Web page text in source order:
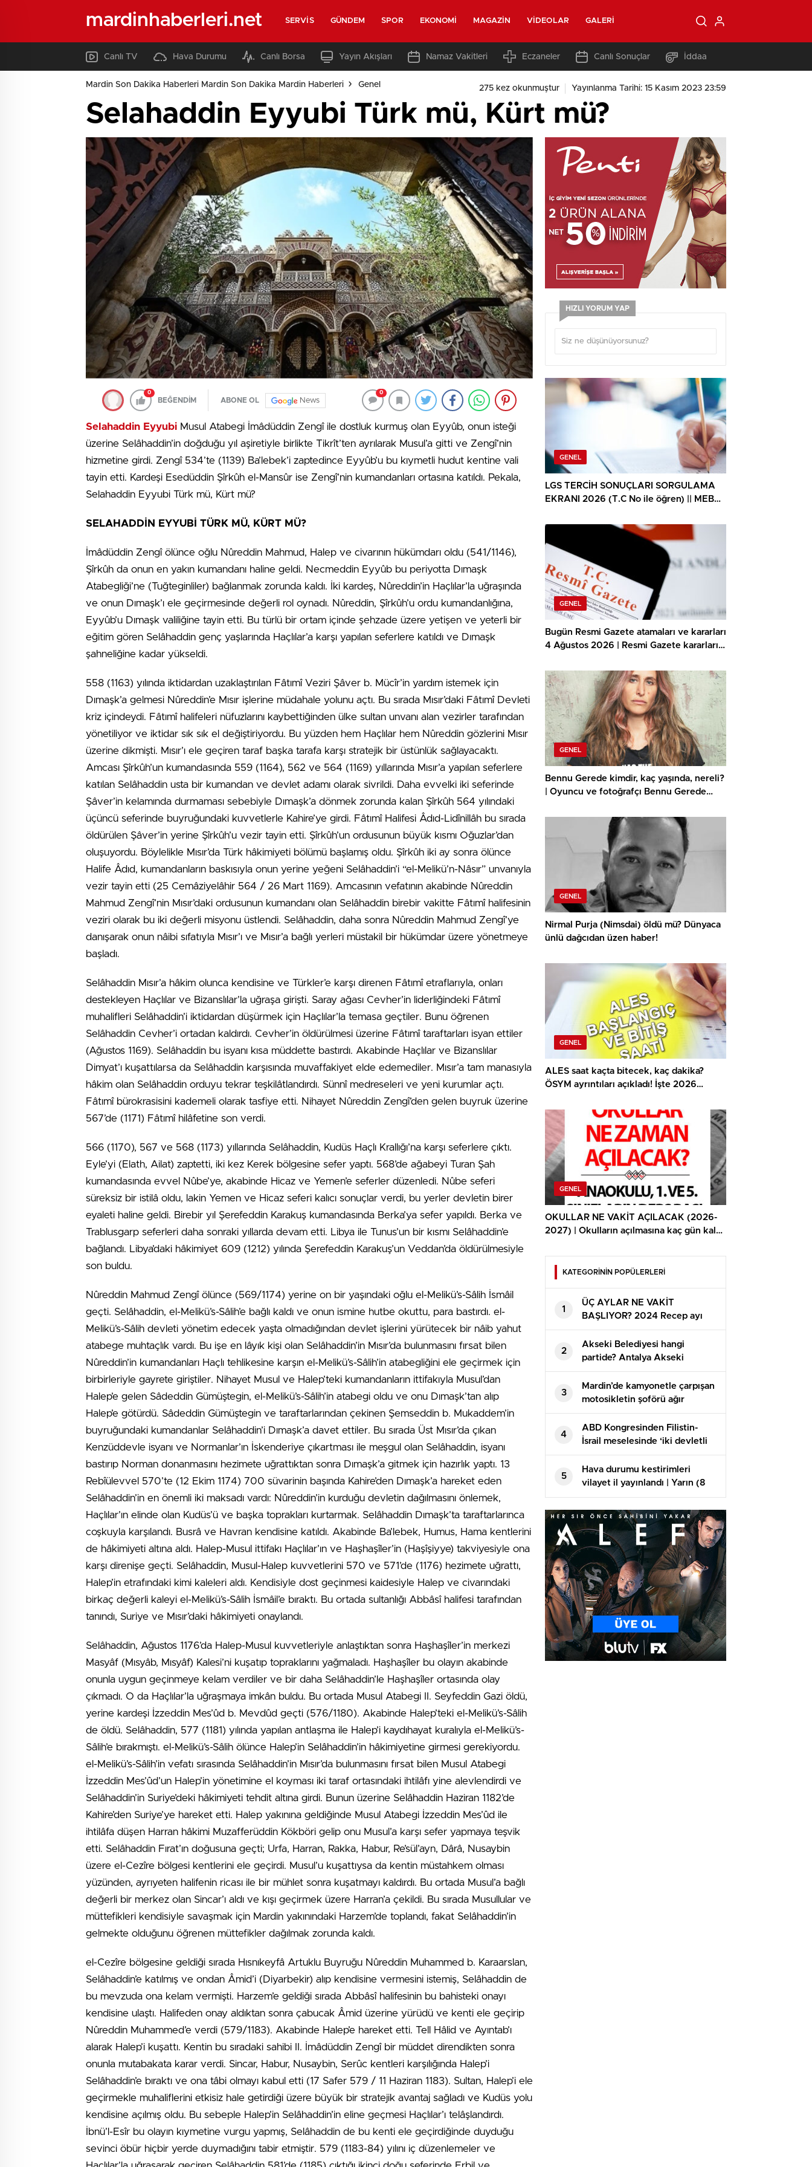
mardinhaberleri.net SERVIS GÜNDEM SPOR EKONOMI MAGAZIN VIDEOLAR GALERI
Canlı TV Hava Durumu Canlı Borsa Yayın Akışları Namaz Vakitleri Eczaneler Canlı Sonuçlar İddaa
Mardin Son Dakika Haberleri Mardin Son Dakika Mardin Haberleri Genel 275 kez okunmuştur Yayınlanma Tarihi: 15 Kasım 2023 23:59
Selahaddin Eyyubi Türk mü, Kürt mü?
0
BEĞENDİM ABONE OL News
0
Selahaddin Eyyubi Musul Atabegi İmâdüddin Zengî ile dostluk kurmuş olan Eyyûb, onun isteği
üzerine Selâhaddin’in doğduğu yıl aşiretiyle birlikte Tikrît’ten ayrılarak Musul’a gitti ve Zengî’nin
hizmetine girdi. Zengî 534’te (1139) Ba’lebek’i zaptedince Eyyûb’u bu kıymetli hudut kentine vali
tayin etti. Kardeşi Esedüddin Şîrkûh el-Mansûr ise Zengî’nin kumandanları ortasına katıldı. Pekala,
Selahaddin Eyyubi Türk mü, Kürt mü?
SELAHADDİN EYYUBİ TÜRK MÜ, KÜRT MÜ?
İmâdüddin Zengî ölünce oğlu Nûreddin Mahmud, Halep ve civarının hükümdarı oldu (541/1146),
Şîrkûh da onun en yakın kumandanı haline geldi. Necmeddin Eyyûb bu periyotta Dımaşk
Atabegliği’ne (Tuğteginliler) bağlanmak zorunda kaldı. İki kardeş, Nûreddin’in Haçlılar’la uğraşında
ve onun Dımaşk’ı ele geçirmesinde değerli rol oynadı. Nûreddin, Şîrkûh’u ordu kumandanlığına,
Eyyûb’u Dımaşk valiliğine tayin etti. Bu türlü bir ortam içinde şehzade üzere yetişen ve yeterli bir
eğitim gören Selâhaddin genç yaşlarında Haçlılar’a karşı yapılan seferlere katıldı ve Dımaşk
şahneliğine kadar yükseldi.
558 (1163) yılında iktidardan uzaklaştırılan Fâtımî Veziri Şâver b. Mücîr’in yardım istemek için
Dımaşk’a gelmesi Nûreddin’e Mısır işlerine müdahale yolunu açtı. Bu sırada Mısır’daki Fâtımî Devleti
kriz içindeydi. Fâtımî halifeleri nüfuzlarını kaybettiğinden ülke sultan unvanı alan vezirler tarafından
yönetiliyor ve iktidar sık sık el değiştiriyordu. Bu yüzden hem Haçlılar hem Nûreddin gözlerini Mısır
üzerine dikmişti. Mısır’ı ele geçiren taraf başka tarafa karşı stratejik bir üstünlük sağlayacaktı.
Amcası Şîrkûh’un kumandasında 559 (1164), 562 ve 564 (1169) yıllarında Mısır’a yapılan seferlere
katılan Selâhaddin usta bir kumandan ve devlet adamı olarak sivrildi. Daha evvelki iki seferinde
Şâver’in kelamında durmaması sebebiyle Dımaşk’a dönmek zorunda kalan Şîrkûh 564 yılındaki
üçüncü seferinde buyruğundaki kuvvetlerle Kahire’ye girdi. Fâtımî Halifesi Âdıd-Lidînillâh bu sırada
öldürülen Şâver’in yerine Şîrkûh’u vezir tayin etti. Şîrkûh’un ordusunun büyük kısmı Oğuzlar’dan
oluşuyordu. Böylelikle Mısır’da Türk hâkimiyeti bölümü başlamış oldu. Şîrkûh iki ay sonra ölünce
Halife Âdıd, kumandanların baskısıyla onun yerine yeğeni Selâhaddin’i “el-Melikü’n-Nâsır” unvanıyla
vezir tayin etti (25 Cemâziyelâhir 564 / 26 Mart 1169). Amcasının vefatının akabinde Nûreddin
Mahmud Zengî’nin Mısır’daki ordusunun kumandanı olan Selâhaddin birebir vakitte Fâtımî halifesinin
veziri olarak bu iki değerli misyonu üstlendi. Selâhaddin, daha sonra Nûreddin Mahmud Zengî’ye
danışarak onun nâibi sıfatıyla Mısır’ı ve Mısır’a bağlı yerleri müstakil bir hükümdar üzere yönetmeye
başladı.
Selâhaddin Mısır’a hâkim olunca kendisine ve Türkler’e karşı direnen Fâtımî etraflarıyla, onları
destekleyen Haçlılar ve Bizanslılar’la uğraşa girişti. Saray ağası Cevher’in liderliğindeki Fâtımî
muhalifleri Selâhaddin’i iktidardan düşürmek için Haçlılar’la temasa geçtiler. Bunu öğrenen
Selâhaddin Cevher’i ortadan kaldırdı. Cevher’in öldürülmesi üzerine Fâtımî taraftarları isyan ettiler
(Ağustos 1169). Selâhaddin bu isyanı kısa müddette bastırdı. Akabinde Haçlılar ve Bizanslılar
Dimyat’ı kuşattılarsa da Selâhaddin karşısında muvaffakiyet elde edemediler. Mısır’a tam manasıyla
hâkim olan Selâhaddin orduyu tekrar teşkilâtlandırdı. Sünnî medreseleri ve yeni kurumlar açtı.
Fâtımî bürokrasisini kademeli olarak tasfiye etti. Nihayet Nûreddin Zengî’den gelen buyruk üzerine
567’de (1171) Fâtımî hilâfetine son verdi.
566 (1170), 567 ve 568 (1173) yıllarında Selâhaddin, Kudüs Haçlı Krallığı’na karşı seferlere çıktı.
Eyle’yi (Elath, Ailat) zaptetti, iki kez Kerek bölgesine sefer yaptı. 568’de ağabeyi Turan Şah
kumandasında evvel Nûbe’ye, akabinde Hicaz ve Yemen’e seferler düzenledi. Nûbe seferi
süreksiz bir istilâ oldu, lakin Yemen ve Hicaz seferi kalıcı sonuçlar verdi, bu yerler devletin birer
eyaleti haline geldi. Birebir yıl Şerefeddin Karakuş kumandasında Berka’ya sefer yapıldı. Berka ve
Trablusgarp seferleri daha sonraki yıllarda devam etti. Libya ile Tunus’un bir kısmı Selâhaddin’e
bağlandı. Libya’daki hâkimiyet 609 (1212) yılında Şerefeddin Karakuş’un Veddan’da öldürülmesiyle
son buldu.
Nûreddin Mahmud Zengî ölünce (569/1174) yerine on bir yaşındaki oğlu el-Melikü’s-Sâlih İsmâil
geçti. Selâhaddin, el-Melikü’s-Sâlih’e bağlı kaldı ve onun ismine hutbe okuttu, para bastırdı. el-
Melikü’s-Sâlih devleti yönetim edecek yaşta olmadığından devlet işlerini yürütecek bir nâib yahut
atabege muhtaçlık vardı. Bu işe en lâyık kişi olan Selâhaddin’in Mısır’da bulunmasını fırsat bilen
Nûreddin’in kumandanları Haçlı tehlikesine karşın el-Melikü’s-Sâlih’in atabegliğini ele geçirmek için
birbirleriyle gayrete giriştiler. Nihayet Musul ve Halep’teki kumandanların ittifakıyla Musul’dan
Halep’e gelen Sâdeddin Gümüştegin, el-Melikü’s-Sâlih’in atabegi oldu ve onu Dımaşk’tan alıp
Halep’e götürdü. Sâdeddin Gümüştegin ve taraftarlarından çekinen Şemseddin b. Mukaddem’in
buyruğundaki kumandanlar Selâhaddin’i Dımaşk’a davet ettiler. Bu sırada Üst Mısır’da çıkan
Kenzüddevle isyanı ve Normanlar’ın İskenderiye çıkartması ile meşgul olan Selâhaddin, isyanı
bastırıp Norman donanmasını hezimete uğrattıktan sonra Dımaşk’a gitmek için hazırlık yaptı. 13
Rebîülevvel 570’te (12 Ekim 1174) 700 süvarinin başında Kahire’den Dımaşk’a hareket eden
Selâhaddin’in en önemli iki maksadı vardı: Nûreddin’in kurduğu devletin dağılmasını önlemek,
Haçlılar’ın elinde olan Kudüs’ü ve başka toprakları kurtarmak. Selâhaddin Dımaşk’ta taraftarlarınca
coşkuyla karşılandı. Busrâ ve Havran kendisine katıldı. Akabinde Ba’lebek, Humus, Hama kentlerini
de hâkimiyeti altına aldı. Halep-Musul ittifakı Haçlılar’ın ve Haşhaşîler’in (Haşîşiyye) takviyesiyle ona
karşı direnişe geçti. Selâhaddin, Musul-Halep kuvvetlerini 570 ve 571’de (1176) hezimete uğrattı,
Halep’in etrafındaki kimi kaleleri aldı. Kendisiyle dost geçinmesi kaidesiyle Halep ve civarındaki
birkaç değerli kaleyi el-Melikü’s-Sâlih İsmâil’e bıraktı. Bu ortada sultanlığı Abbâsî halifesi tarafından
tanındı, Suriye ve Mısır’daki hâkimiyeti onaylandı.
Selâhaddin, Ağustos 1176’da Halep-Musul kuvvetleriyle anlaştıktan sonra Haşhaşîler’in merkezi
Masyâf (Mısyâb, Mısyâf) Kalesi’ni kuşatıp topraklarını yağmaladı. Haşhaşîler bu olayın akabinde
onunla uygun geçinmeye kelam verdiler ve bir daha Selâhaddin’le Haşhaşîler ortasında olay
çıkmadı. O da Haçlılar’la uğraşmaya imkân buldu. Bu ortada Musul Atabegi II. Seyfeddin Gazi öldü,
yerine kardeşi İzzeddin Mes’ûd b. Mevdûd geçti (576/1180). Akabinde Halep’teki el-Melikü’s-Sâlih
de öldü. Selâhaddin, 577 (1181) yılında yapılan antlaşma ile Halep’i kaydıhayat kuralıyla el-Melikü’s-
Sâlih’e bırakmıştı. el-Melikü’s-Sâlih ölünce Halep’in Selâhaddin’in hâkimiyetine girmesi gerekiyordu.
el-Melikü’s-Sâlih’in vefatı sırasında Selâhaddin’in Mısır’da bulunmasını fırsat bilen Musul Atabegi
İzzeddin Mes’ûd’un Halep’in yönetimine el koyması iki taraf ortasındaki ihtilâfı yine alevlendirdi ve
Selâhaddin’in Suriye’deki hâkimiyeti tehdit altına girdi. Bunun üzerine Selâhaddin Haziran 1182’de
Kahire’den Suriye’ye hareket etti. Halep yakınına geldiğinde Musul Atabegi İzzeddin Mes’ûd ile
ihtilâfa düşen Harran hâkimi Muzafferüddin Kökböri gelip onu Musul’a karşı sefer yapmaya teşvik
etti. Selâhaddin Fırat’ın doğusuna geçti; Urfa, Harran, Rakka, Habur, Re’sül’ayn, Dârâ, Nusaybin
üzere el-Cezîre bölgesi kentlerini ele geçirdi. Musul’u kuşattıysa da kentin müstahkem olması
yüzünden, ayrıyeten halifenin ricası ile bir mühlet sonra kuşatmayı kaldırdı. Bu ortada Musul’a bağlı
değerli bir merkez olan Sincar’ı aldı ve kışı geçirmek üzere Harran’a çekildi. Bu sırada Musullular ve
müttefikleri kendisiyle savaşmak için Mardin yakınındaki Harzem’de toplandı, fakat Selâhaddin’in
gelmekte olduğunu öğrenen müttefikler dağılmak zorunda kaldı.
el-Cezîre bölgesine geldiği sırada Hısnıkeyfâ Artuklu Buyruğu Nûreddin Muhammed b. Karaarslan,
Selâhaddin’e katılmış ve ondan Âmid’i (Diyarbekir) alıp kendisine vermesini istemiş, Selâhaddin de
bu mevzuda ona kelam vermişti. Harzem’e geldiği sırada Abbâsî halifesinin bu bahisteki onayı
kendisine ulaştı. Halifeden onay aldıktan sonra çabucak Âmid üzerine yürüdü ve kenti ele geçirip
Nûreddin Muhammed’e verdi (579/1183). Akabinde Halep’e hareket etti. Tell Hâlid ve Ayıntab’ı
alarak Halep’i kuşattı. Kentin bu sıradaki sahibi II. İmâdüddin Zengî bir müddet direndikten sonra
onunla mutabakata karar verdi. Sincar, Habur, Nusaybin, Serûc kentleri karşılığında Halep’i
Selâhaddin’e bıraktı ve ona tâbi olmayı kabul etti (17 Safer 579 / 11 Haziran 1183). Sultan, Halep’i ele
geçirmekle muhaliflerini etkisiz hale getirdiği üzere büyük bir stratejik avantaj sağladı ve Kudüs yolu
kendisine açılmış oldu. Bu sebeple Halep’in Selâhaddin’in eline geçmesi Haçlılar’ı telâşlandırdı.
İbnü’l-Esîr bu olayın kıymetine vurgu yapmış, Selâhaddin de bu kenti ele geçirdiğinde duyduğu
sevinci öbür hiçbir yerde duymadığını tabir etmiştir. 579 (1183-84) yılını iç düzenlemeler ve
HIZLI YORUM YAP
GENEL
LGS TERCİH SONUÇLARI SORGULAMA
EKRANI 2026 (T.C No ile öğren) || MEB
lise yerleştirme sonuçlarına nereden
bakılır? 2026 LGS lise tercih sonuçları
sorgulama ekranı MEB.gov.tr!
GENEL
Bugün Resmi Gazete atamaları ve kararları
4 Ağustos 2026 | Resmi Gazete kararları
Güvenlik Akademisi akademik işçi alımı
duyurusu yayınlandı!
GENEL
Bennu Gerede kimdir, kaç yaşında, nereli?
| Oyuncu ve fotoğrafçı Bennu Gerede
biyografisi ve hayatı!
GENEL
Nirmal Purja (Nimsdai) öldü mü? Dünyaca
ünlü dağcıdan üzen haber!
GENEL
ALES saat kaçta bitecek, kaç dakika?
ÖSYM ayrıntıları açıkladı! İşte 2026
GENEL
OKULLAR NE VAKİT AÇILACAK (2026-
2027) | Okulların açılmasına kaç gün kaldı,
vakit?
KATEGORİNİN POPÜLERLERİ
1
ÜÇ AYLAR NE VAKİT
BAŞLIYOR? 2024 Recep ayı
hangi gün başlayacak? Diyanet
takvimi aşikâr oldu: İşte Receb,
Şaban ve Ramazan ayları
başlangıç tarihi
2
Akseki Belediyesi hangi
partide? Antalya Akseki
Belediye Lideri kimdir? 2019
Akseki lokal seçim sonuçları…
3
Mardin’de kamyonetle çarpışan
motosikletin şoförü ağır
yaralandı
4
ABD Kongresinden Filistin-
İsrail meselesinde ‘iki devletli
çözüme’ destek
5
Hava durumu kestirimleri
vilayet il yayınlandı | Yarın (8
Kasım) hava nasıl olacak?
Çarşamba günü yağmur var mı?
Meteoroloji’den İstanbul’a
uyarı!